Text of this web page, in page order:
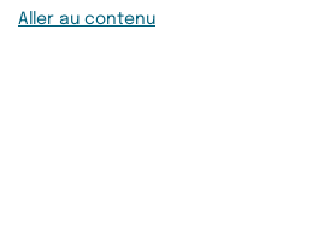
Aller au contenu